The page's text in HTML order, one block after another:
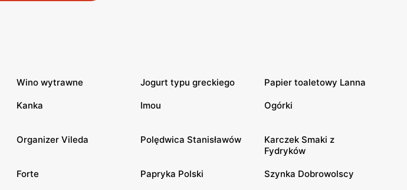
Wino wytrawne Jogurt typu greckiego Papier toaletowy Lanna
Kanka Imou Ogórki
Organizer Vileda Polędwica Stanisławów
Karczek Smaki z
Fydryków
Forte Papryka Polski Szynka Dobrowolscy